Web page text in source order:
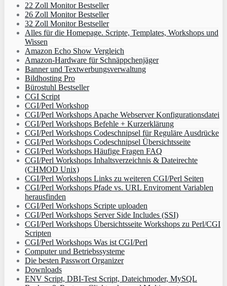
22 Zoll Monitor Bestseller
26 Zoll Monitor Bestseller
32 Zoll Monitor Bestseller
Alles für die Homepage. Scripte, Templates, Workshops und
Wissen
Amazon Echo Show Vergleich
Amazon-Hardware für Schnäppchenjäger
Banner und Textwerbungsverwaltung
Bildhosting Pro
Bürostuhl Bestseller
CGI Script
CGI/Perl Workshop
CGI/Perl Workshops Apache Webserver Konfigurationsdatei
CGI/Perl Workshops Befehle + Kurzerklärung
CGI/Perl Workshops Codeschnipsel für Reguläre Ausdrücke
CGI/Perl Workshops Codeschnipsel Übersichtsseite
CGI/Perl Workshops Häufige Fragen FAQ
CGI/Perl Workshops Inhaltsverzeichnis & Dateirechte
(CHMOD Unix)
CGI/Perl Workshops Links zu weiteren CGI/Perl Seiten
CGI/Perl Workshops Pfade vs. URL Enviroment Variablen
herausfinden
CGI/Perl Workshops Scripte uploaden
CGI/Perl Workshops Server Side Includes (SSI)
CGI/Perl Workshops Übersichtsseite Workshops zu Perl/CGI
Scripten
CGI/Perl Workshops Was ist CGI/Perl
Computer und Betriebssysteme
Die besten Passwort Organizer
Downloads
ENV Script, DBI-Test Script, Dateichmoder, MySQL